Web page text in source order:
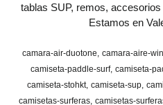
tablas SUP, remos,
Estamos en
camara-air-duotone camara-aire-
camiseta-paddle-surf camiseta-
camiseta-stohkt camiseta-sup
camisetas-surferas camisetas-